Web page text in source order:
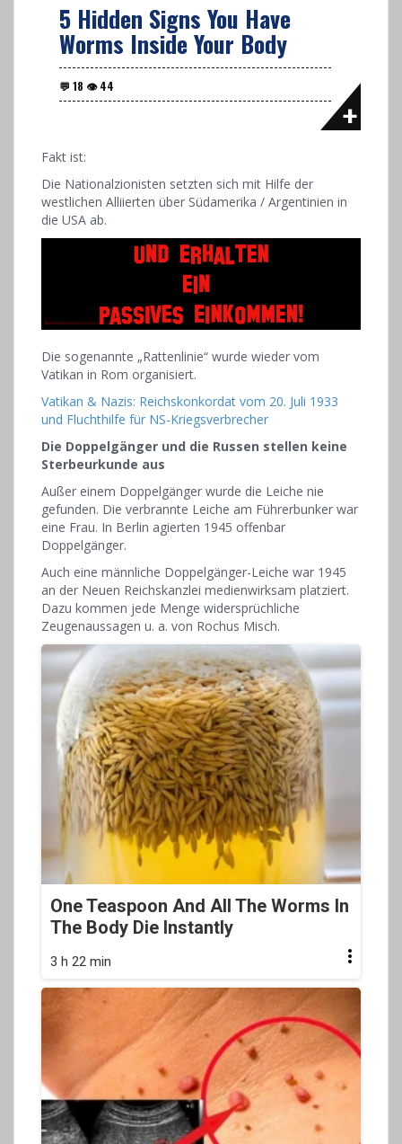
5 Hidden Signs You Have
Worms Inside Your Body
Fakt ist:
Die Nationalzionisten setzten sich mit Hilfe der
westlichen Alliierten über Südamerika / Argentinien in
die USA ab.
Die sogenannte „Rattenlinie“ wurde wieder vom
Vatikan in Rom organisiert.
Vatikan & Nazis: Reichskonkordat vom 20. Juli 1933
und Fluchthilfe für NS-Kriegsverbrecher
Die Doppelgänger und die Russen stellen keine
Sterbeurkunde aus
Außer einem Doppelgänger wurde die Leiche nie
gefunden. Die verbrannte Leiche am Führerbunker war
eine Frau. In Berlin agierten 1945 offenbar
Doppelgänger.
Auch eine männliche Doppelgänger-Leiche war 1945
an der Neuen Reichskanzlei medienwirksam platziert.
Dazu kommen jede Menge widersprüchliche
Zeugenaussagen u. a. von Rochus Misch.
One Teaspoon And All The Worms In
The Body Die Instantly
3 h 22 min